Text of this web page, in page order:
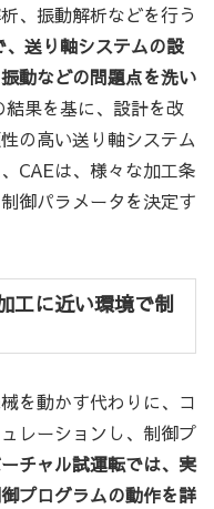
、振動解析などを行う
送り軸システムの設
動などの問題点を洗い
結果を基に、設計を改
の高い送り軸システム
CAEは、様々な加工条
御パラメータを決定す
工に近い環境で制
を動かす代わりに、コ
レーションし、制御プ
チャル試運転では、実
プログラムの動作を詳